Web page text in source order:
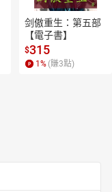
剑傲重生：第五部
【電子書】
$315
1 % (賺3點)